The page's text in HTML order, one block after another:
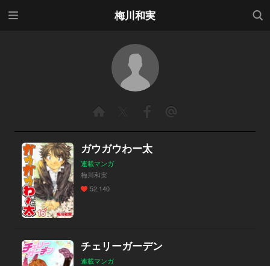
梅川和実
検索
ガウガウわー太
連載マンガ
梅川和実
52,140
チェリーガーデン
連載マンガ